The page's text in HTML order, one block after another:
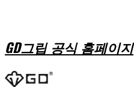
GD그립 공식 홈페이지